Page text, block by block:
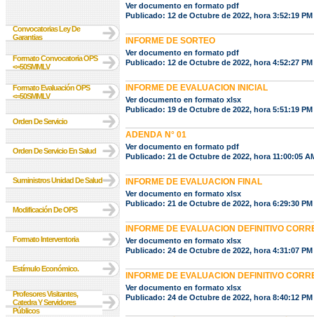
Convocatorias Ley De
Garantias
Formato Convocatoria OPS
<=50SMMLV
Formato Evaluación OPS
<=50SMMLV
Orden De Servicio
Orden De Servicio En Salud
Suministros Unidad De Salud
Modificación De OPS
Formato Interventoria
Estímulo Económico.
Profesores Visitantes,
Catedra Y Servidores
Públicos
Ver documento en formato pdf
Publicado: 12 de Octubre de 2022, hora 3:52:19 PM
INFORME DE SORTEO
Ver documento en formato pdf
Publicado: 12 de Octubre de 2022, hora 4:52:27 PM
INFORME DE EVALUACION INICIAL
Ver documento en formato xlsx
Publicado: 19 de Octubre de 2022, hora 5:51:19 PM
ADENDA N° 01
Ver documento en formato pdf
Publicado: 21 de Octubre de 2022, hora 11:00:05
INFORME DE EVALUACION FINAL
Ver documento en formato xlsx
Publicado: 21 de Octubre de 2022, hora 6:29:30 PM
INFORME DE EVALUACION DEFINITIVO
Ver documento en formato xlsx
Publicado: 24 de Octubre de 2022, hora 4:31:07 PM
INFORME DE EVALUACION DEFINITIVO
Ver documento en formato xlsx
Publicado: 24 de Octubre de 2022, hora 8:40:12 PM